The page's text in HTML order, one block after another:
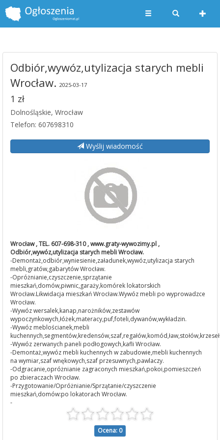
Odbiór,wywóz,utylizacja starych mebli
Wrocław. 2025-03-17
1 zł
Dolnośląskie, Wrocław
Telefon: 607698310
Wyślij wiadomość
Wrocław , TEL. 607-698-310 , www.graty-wywozimy.pl ,
Odbiór,wywóz,utylizacja starych mebli Wrocław.
-Demontaż,odbiór,wyniesienie,załadunek,wywóz,utylizacja starych
mebli,gratów,gabarytów Wrocław.
-Opróżnianie,czyszczenie,sprzątanie
mieszkań,domów,piwnic,garaży,komórek lokatorskich
Wrocław.Likwidacja mieszkań Wrocław.Wywóz mebli po wyprowadzce
Wrocław.
-Wywóz wersalek,kanap,narożników,zestawów
wypoczynkowych,łóżek,materacy,puf,foteli,dywanów,wykładzin.
-Wywóz meblościanek,mebli
-Wywóz zerwanych paneli podłogowych,kafli Wrocław.
-Demontaż,wywóz mebli kuchennych w zabudowie,mebli kuchennych
na wymiar,szaf wnękowych,szaf przesuwnych,pawlaczy.
-Odgracanie,opróżnianie zagraconych mieszkań,pokoi,pomieszczeń
po zbieraczach Wrocław.
-Przygotowanie/Opróżnianie/Sprzątanie/czyszczenie
mieszkań,domów:po lokatorach Wrocław.
-​
Ocena: 0